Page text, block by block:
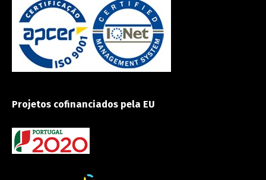
Projetos cofinanciados pela EU